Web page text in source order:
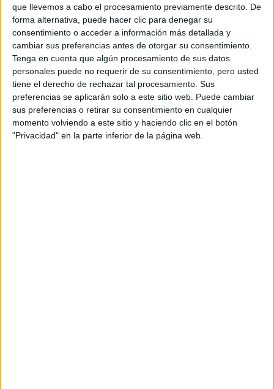
que llevemos a cabo el procesamiento previamente descrito. De
forma alternativa, puede hacer clic para denegar su
consentimiento o acceder a información más detallada y
cambiar sus preferencias antes de otorgar su consentimiento.
Tenga en cuenta que algún procesamiento de sus datos
personales puede no requerir de su consentimiento, pero usted
tiene el derecho de rechazar tal procesamiento. Sus
preferencias se aplicarán solo a este sitio web. Puede cambiar
sus preferencias o retirar su consentimiento en cualquier
momento volviendo a este sitio y haciendo clic en el botón
"Privacidad" en la parte inferior de la página web.
Soy estudiante de:*
Términos y Condiciones de Uso
Aceptolos Términos y Condicionesde uso*